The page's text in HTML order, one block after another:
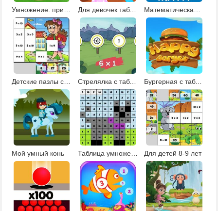
Для девочек таблица умножения
Детские пазлы с таблицей умножения Стрелялка с таблицей умножения Бургерная с таблицей умножения
Мой умный конь Таблица умножения: мозаика Для детей 8-9 лет